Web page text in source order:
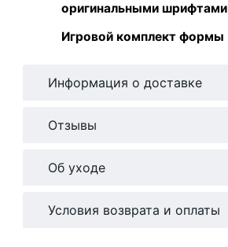
оригинальными шрифтами
Игровой комплект формы
Информация о доставке
Отзывы
Об уходе
Условия возврата и оплаты